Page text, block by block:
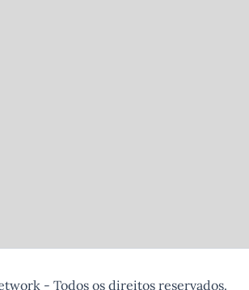
- Todos os direitos reservados.